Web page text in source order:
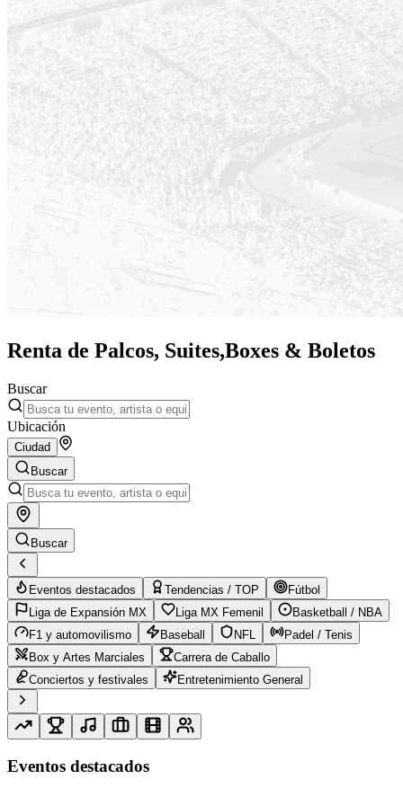
Renta de Palcos, Suites,Boxes & Boletos
Buscar
Ubicación
Ciudad
Buscar
Buscar
Eventos destacados Tendencias / TOP
Fútbol
Liga de Expansión MX
Liga MX Femenil
Basketball / NBA
F1 y automovilismo
Baseball NFL
Padel / Tenis
Box y Artes Marciales
Carrera de Caballo
Conciertos y festivales
Entretenimiento General
Eventos destacados